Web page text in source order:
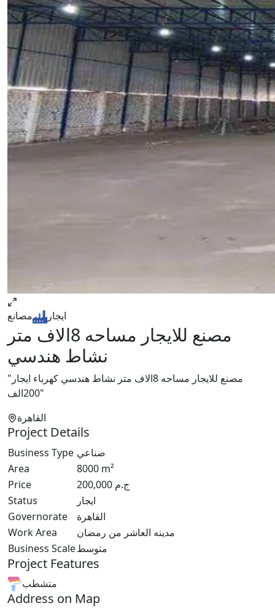
ايجار مصانع
مصنع للايجار مساحه 8الاف متر
نشاط هندسي
"مصنع للايجار مساحه 8الاف متر نشاط هندسي كهرباء ايجار
200الف"
القاهرة
Project Details
Business Type صناعي
Area
8000 m²
Price
200,000 ج.م
Status
ايجار
Governorate
القاهرة
Work Area
مدينه العاشر من رمضان
Business Scaleمتوسط
Project Features
متشطب
Address on Map